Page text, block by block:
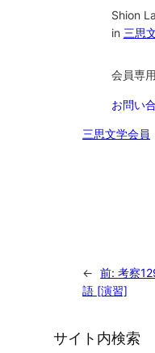
Shion
in 三思
会員専
お問い
三思文学会員
← 前:考察
語 [演習]
サイト内検索